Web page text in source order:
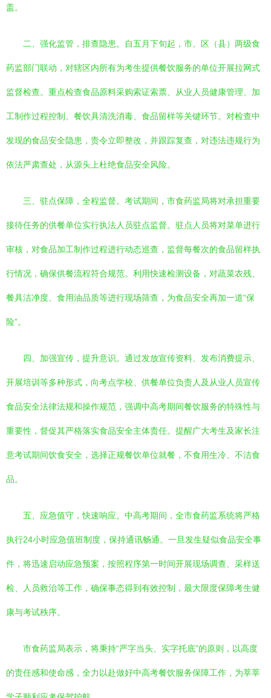
盖。
二、强化监管，排查隐患。自五月下旬起，市、区（县）两级食
药监部门联动，对辖区内所有为考生提供餐饮服务的单位开展拉网式
监督检查。重点检查食品原料采购索证索票、从业人员健康管理、加
工制作过程控制、餐饮具清洗消毒、食品留样等关键环节。对检查中
发现的食品安全隐患，责令立即整改，并跟踪复查，对违法违规行为
依法严肃查处，从源头上杜绝食品安全风险。
三、驻点保障，全程监督。考试期间，市食药监局将对承担重要
接待任务的供餐单位实行执法人员驻点监督。驻点人员将对菜单进行
审核，对食品加工制作过程进行动态巡查，监督每餐次的食品留样执
行情况，确保供餐流程符合规范。利用快速检测设备，对蔬菜农残、
餐具洁净度、食用油品质等进行现场筛查，为食品安全再加一道“保
险”。
四、加强宣传，提升意识。通过发放宣传资料、发布消费提示、
开展培训等多种形式，向考点学校、供餐单位负责人及从业人员宣传
食品安全法律法规和操作规范，强调中高考期间餐饮服务的特殊性与
重要性，督促其严格落实食品安全主体责任。提醒广大考生及家长注
意考试期间饮食安全，选择正规餐饮单位就餐，不食用生冷、不洁食
品。
五、应急值守，快速响应。中高考期间，全市食药监系统将严格
执行24小时应急值班制度，保持通讯畅通。一旦发生疑似食品安全事
件，将迅速启动应急预案，按照程序第一时间开展现场调查、采样送
检、人员救治等工作，确保事态得到有效控制，最大限度保障考生健
康与考试秩序。
市食药监局表示，将秉持“严字当头、实字托底”的原则，以高度
的责任感和使命感，全力以赴做好中高考餐饮服务保障工作，为莘莘